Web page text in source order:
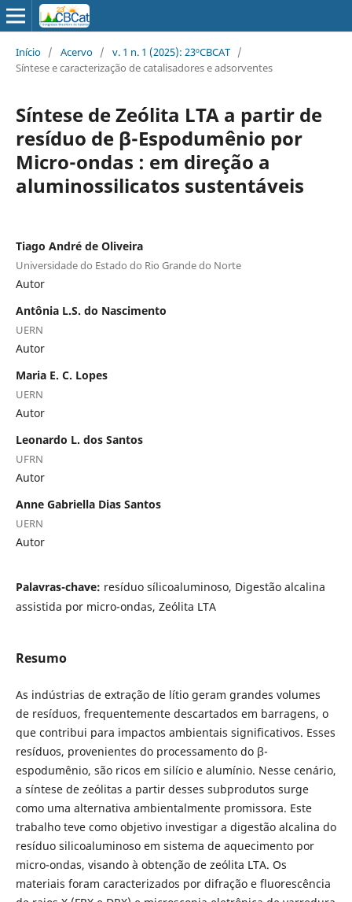
Início / Acervo / v. 1 n. 1 (2025): 23ºCBCAT /
Síntese e caracterização de catalisadores e adsorventes
Síntese de Zeólita LTA a partir de
resíduo de β-Espodumênio por
Micro-ondas : em direção a
aluminossilicatos sustentáveis
Tiago André de Oliveira
Universidade do Estado do Rio Grande do Norte
Autor
Antônia L.S. do Nascimento
UERN
Autor
Maria E. C. Lopes
UERN
Autor
Leonardo L. dos Santos
UFRN
Autor
Anne Gabriella Dias Santos
UERN
Autor
Palavras-chave: resíduo sílicoaluminoso, Digestão alcalina
assistida por micro-ondas, Zeólita LTA
Resumo
As indústrias de extração de lítio geram grandes volumes
de resíduos, frequentemente descartados em barragens, o
que contribui para impactos ambientais significativos. Esses
resíduos, provenientes do processamento do β-
espodumênio, são ricos em silício e alumínio. Nesse cenário,
a síntese de zeólitas a partir desses subprodutos surge
como uma alternativa ambientalmente promissora. Este
trabalho teve como objetivo investigar a digestão alcalina do
resíduo silicoaluminoso em sistema de aquecimento por
micro-ondas, visando à obtenção de zeólita LTA. Os
materiais foram caracterizados por difração e fluorescência